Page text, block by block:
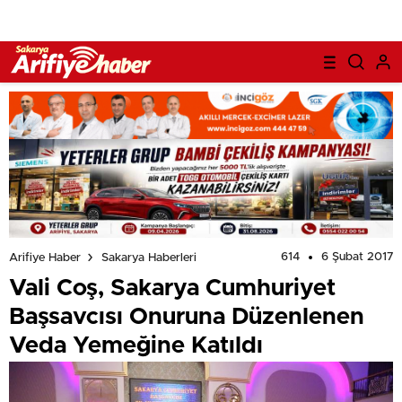
Arifiye Haber Sakarya Haberleri 614 6 Şubat 2017
Vali Coş, Sakarya Cumhuriyet
Başsavcısı Onuruna Düzenlenen
Veda Yemeğine Katıldı